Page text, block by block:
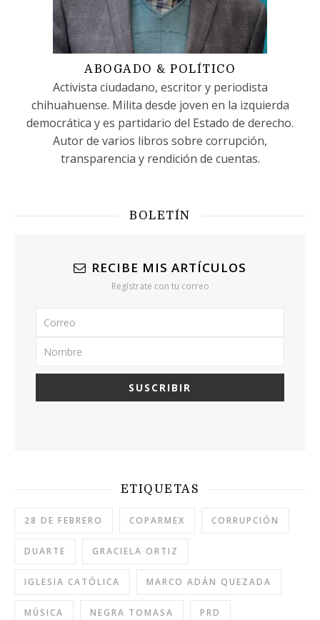
ABOGADO & POLÍTICO
Activista ciudadano, escritor y periodista
chihuahuense. Milita desde joven en la izquierda
democrática y es partidario del Estado de derecho.
Autor de varios libros sobre corrupción,
transparencia y rendición de cuentas.
BOLETÍN
RECIBE MIS ARTÍCULOS
Regístrate con tu correo
ETIQUETAS
28 DE FEBRERO COPARMEX CORRUPCIÓN
DUARTE GRACIELA ORTIZ
IGLESIA CATÓLICA MARCO ADÁN QUEZADA
MÚSICA NEGRA TOMASA PRD